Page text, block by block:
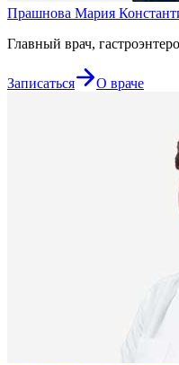
Прашнова Мария
Главный врач,
Записаться О враче